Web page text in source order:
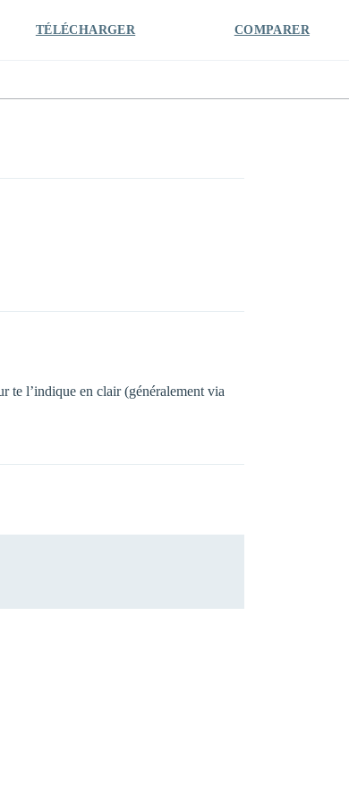
TÉLÉCHARGER COMPARER
te l’indique en clair (généralement via